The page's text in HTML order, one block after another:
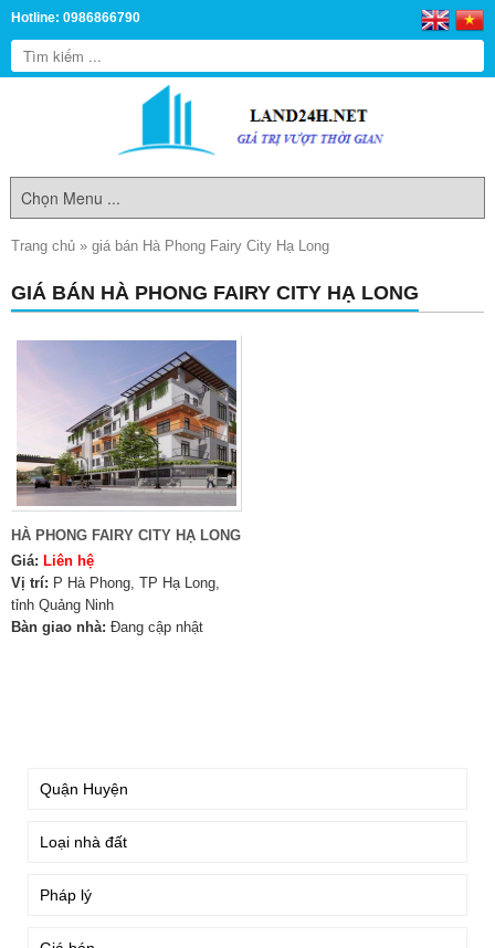
Hotline: 0986866790
Trang chủ » giá bán Hà Phong Fairy City Hạ Long
GIÁ BÁN HÀ PHONG FAIRY CITY HẠ LONG
HÀ PHONG FAIRY CITY HẠ LONG
Giá: Liên hệ
Vị trí: P Hà Phong, TP Hạ Long,
tỉnh Quảng Ninh
Bàn giao nhà: Đang cập nhật